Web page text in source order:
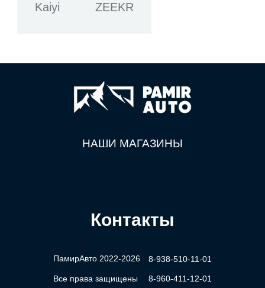
Kaiyi ZEEKR
НАШИ МАГАЗИНЫ
Контакты
ПамирАвто 2022-2026
Все права защищены
8-938-510-11-01
8-960-411-12-01